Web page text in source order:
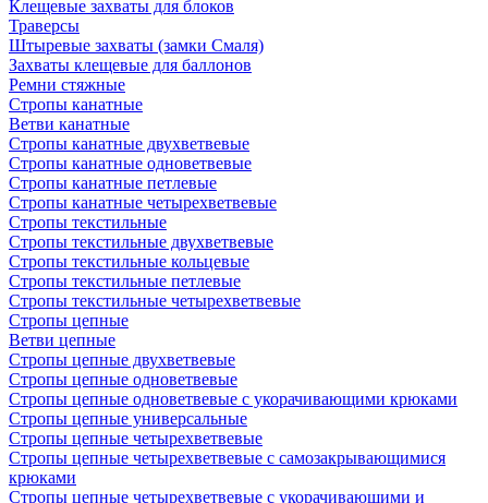
Клещевые захваты для блоков
Траверсы
Штыревые захваты (замки Смаля)
Захваты клещевые для баллонов
Ремни стяжные
Стропы канатные
Ветви канатные
Стропы канатные двухветвевые
Стропы канатные одноветвевые
Стропы канатные петлевые
Стропы канатные четырехветвевые
Стропы текстильные
Стропы текстильные двухветвевые
Стропы текстильные кольцевые
Стропы текстильные петлевые
Стропы текстильные четырехветвевые
Стропы цепные
Ветви цепные
Стропы цепные двухветвевые
Стропы цепные одноветвевые
Стропы цепные одноветвевые с укорачивающими крюками
Стропы цепные универсальные
Стропы цепные четырехветвевые
Стропы цепные четырехветвевые с самозакрывающимися
крюками
Стропы цепные четырехветвевые с укорачивающими и